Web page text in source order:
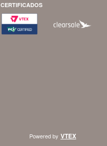
CERTIFICADOS
Powered by VTEX